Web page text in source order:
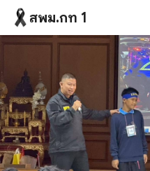
Skip
content
สพม.กท 1
Search